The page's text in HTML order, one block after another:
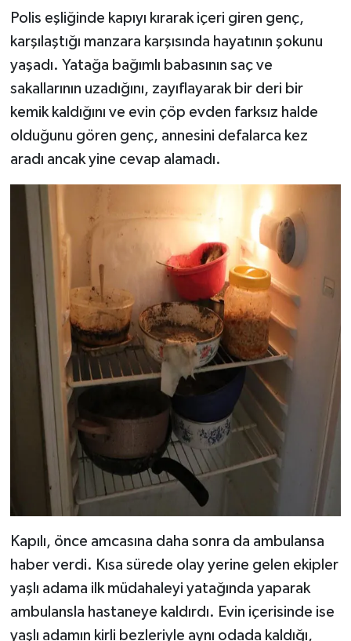
Polis eşliğinde kapıyı kırarak içeri giren genç,
karşılaştığı manzara karşısında hayatının şokunu
yaşadı. Yatağa bağımlı babasının saç ve
sakallarının uzadığını, zayıflayarak bir deri bir
kemik kaldığını ve evin çöp evden farksız halde
olduğunu gören genç, annesini defalarca kez
aradı ancak yine cevap alamadı.
Kapılı, önce amcasına daha sonra da ambulansa
haber verdi. Kısa sürede olay yerine gelen ekipler
yaşlı adama ilk müdahaleyi yatağında yaparak
ambulansla hastaneye kaldırdı. Evin içerisinde ise
yaşlı adamın kirli bezleriyle aynı odada kaldığı,